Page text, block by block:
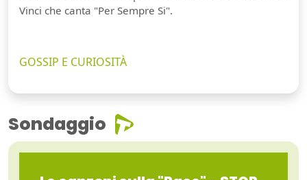
Vinci che canta "Per Sempre Si".
GOSSIP E CURIOSITÀ
Sondaggio